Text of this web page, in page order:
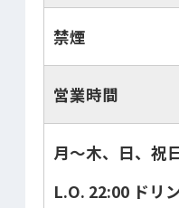
禁煙
営業時間
月～木、日、祝
L.O. 22:00 ドリ